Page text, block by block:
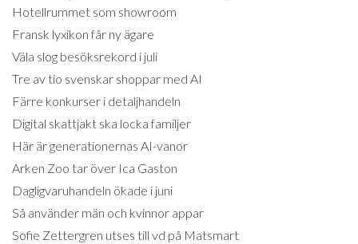
Hotellrummet som showroom
Fransk lyxikon får ny ägare
Väla slog besöksrekord i juli
Tre av tio svenskar shoppar med AI
Färre konkurser i detaljhandeln
Digital skattjakt ska locka familjer
Här är generationernas AI-vanor
Arken Zoo tar över Ica Gaston
Dagligvaruhandeln ökade i juni
Så använder män och kvinnor appar
Sofie Zettergren utses till vd på Matsmart